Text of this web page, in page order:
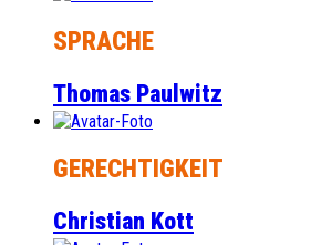
SPRACHE
Thomas Paulwitz
GERECHTIGKEIT
Christian Kott